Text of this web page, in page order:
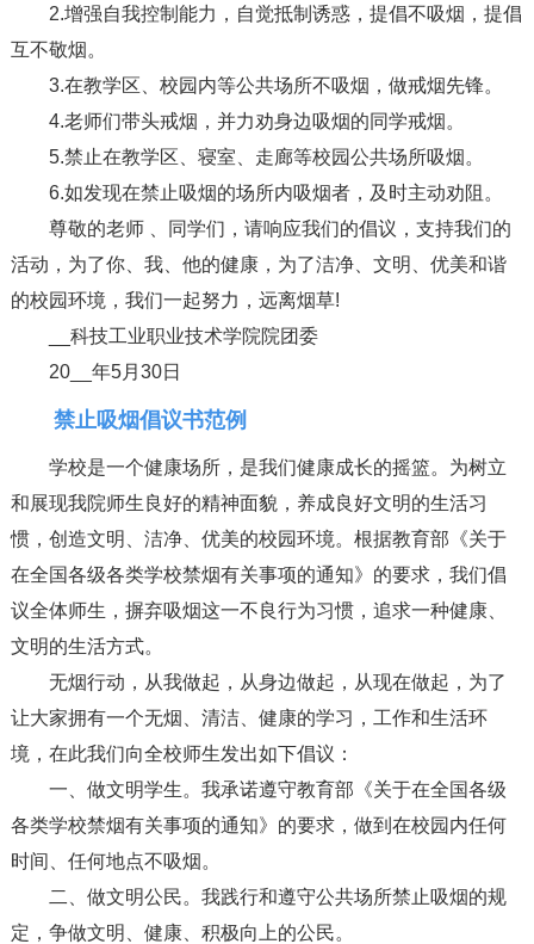
2.增强自我控制能力，自觉抵制诱惑，提倡不吸烟，提倡
互不敬烟。
3.在教学区、校园内等公共场所不吸烟，做戒烟先锋。
4.老师们带头戒烟，并力劝身边吸烟的同学戒烟。
5.禁止在教学区、寝室、走廊等校园公共场所吸烟。
6.如发现在禁止吸烟的场所内吸烟者，及时主动劝阻。
尊敬的老师 、同学们，请响应我们的倡议，支持我们的
活动，为了你、我、他的健康，为了洁净、文明、优美和谐
的校园环境，我们一起努力，远离烟草!
__科技工业职业技术学院院团委
20__年5月30日
禁止吸烟倡议书范例
学校是一个健康场所，是我们健康成长的摇篮。为树立
和展现我院师生良好的精神面貌，养成良好文明的生活习
惯，创造文明、洁净、优美的校园环境。根据教育部《关于
在全国各级各类学校禁烟有关事项的通知》的要求，我们倡
议全体师生，摒弃吸烟这一不良行为习惯，追求一种健康、
文明的生活方式。
无烟行动，从我做起，从身边做起，从现在做起，为了
让大家拥有一个无烟、清洁、健康的学习，工作和生活环
境，在此我们向全校师生发出如下倡议：
一、做文明学生。我承诺遵守教育部《关于在全国各级
各类学校禁烟有关事项的通知》的要求，做到在校园内任何
时间、任何地点不吸烟。
二、做文明公民。我践行和遵守公共场所禁止吸烟的规
定，争做文明、健康、积极向上的公民。